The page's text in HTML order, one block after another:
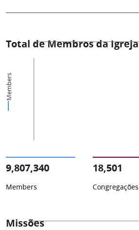
Total de Membros da Igreja
Members
9,807,340
Members
18,501
Congregações
Missões